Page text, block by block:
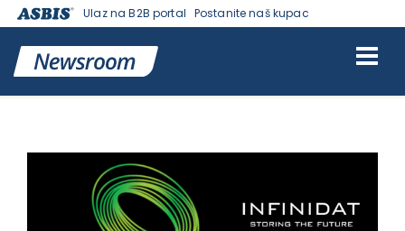
Ulaz na B2B portal Postanite naš kupac
СТРУЧЊАЦИ ЗА СКЛАДИШТЕЊЕ ПОДАТАКА?